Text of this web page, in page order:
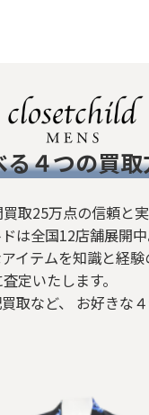
る４つの買
取25万点の信頼と
は全国12店舗展開中
イテムを知識と経
定いたします。
取など、 お好きな